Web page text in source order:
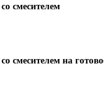
смесителем
смесителем на